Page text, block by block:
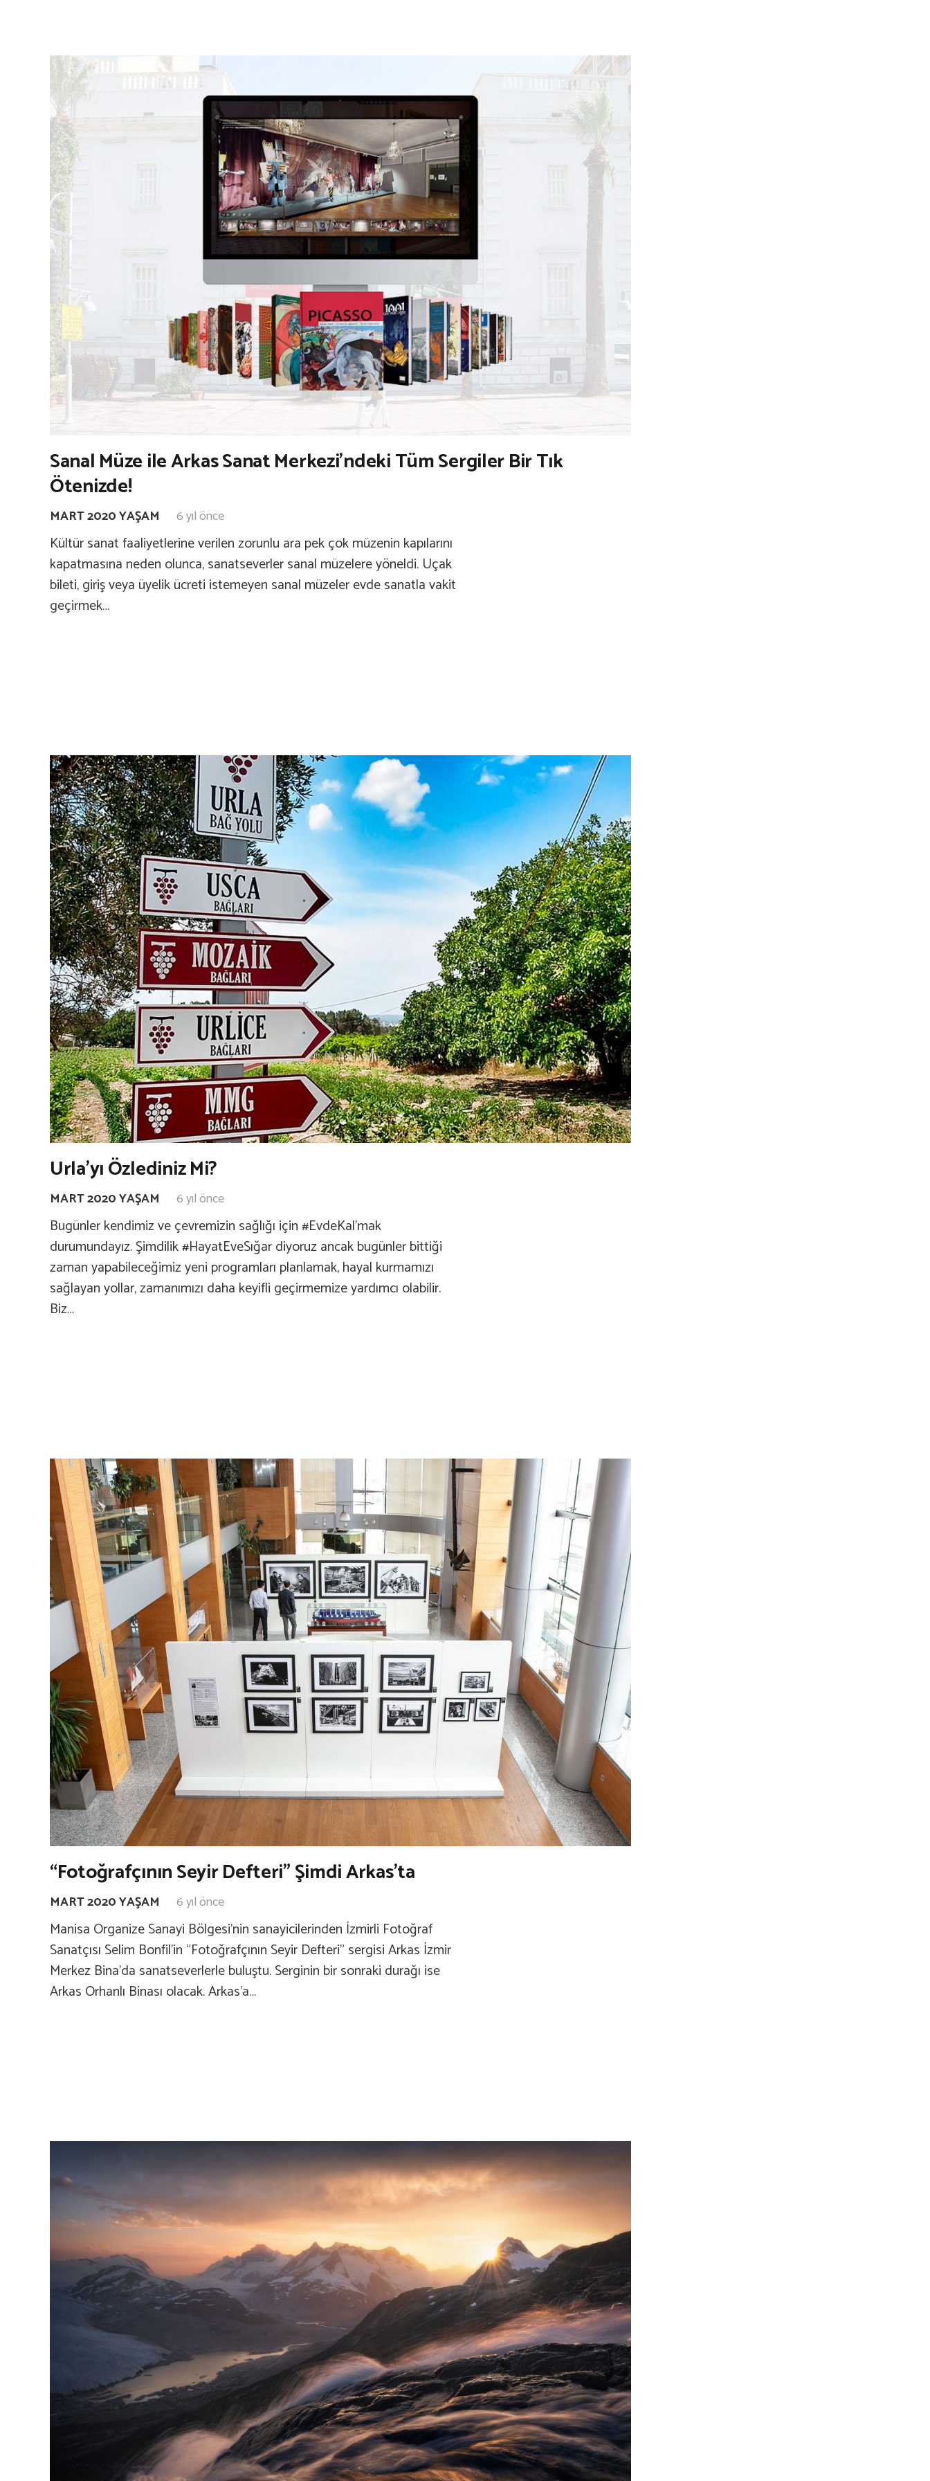
Sanal Müze ile Arkas Sanat Merkezi’ndeki Tüm Sergiler Bir Tık
Ötenizde!
MART 2020 YAŞAM 6 yıl önce
Kültür sanat faaliyetlerine verilen zorunlu ara pek çok müzenin kapılarını
kapatmasına neden olunca, sanatseverler sanal müzelere yöneldi. Uçak
bileti, giriş veya üyelik ücreti istemeyen sanal müzeler evde sanatla vakit
geçirmek…
Urla’yı Özlediniz Mi?
MART 2020 YAŞAM 6 yıl önce
Bugünler kendimiz ve çevremizin sağlığı için #EvdeKal’mak
durumundayız. Şimdilik #HayatEveSığar diyoruz ancak bugünler bittiği
zaman yapabileceğimiz yeni programları planlamak, hayal kurmamızı
sağlayan yollar, zamanımızı daha keyifli geçirmemize yardımcı olabilir.
Biz…
“Fotoğrafçının Seyir Defteri” Şimdi Arkas’ta
MART 2020 YAŞAM 6 yıl önce
Manisa Organize Sanayi Bölgesi’nin sanayicilerinden İzmirli Fotoğraf
Sanatçısı Selim Bonfil’in “Fotoğrafçının Seyir Defteri” sergisi Arkas İzmir
Merkez Bina’da sanatseverlerle buluştu. Serginin bir sonraki durağı ise
Arkas Orhanlı Binası olacak. Arkas’a…